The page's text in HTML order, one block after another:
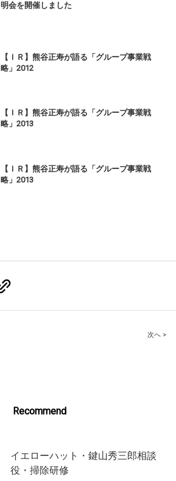
明会を開催しました
【ＩＲ】熊谷正寿が語る「グループ事業戦
略」2012
【ＩＲ】熊谷正寿が語る「グループ事業戦
略」2013
【ＩＲ】熊谷正寿が語る「グループ事業戦
略」2013
次へ >
Recommend
イエローハット・鍵山秀三郎相談
役・掃除研修